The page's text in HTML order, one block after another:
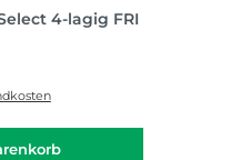
4-lagig FRI